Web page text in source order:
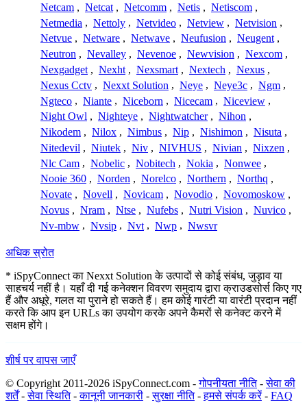
Netcam , Netcat , Netcomm , Netis , Netiscom ,
Netmedia , Nettoly , Netvideo , Netview , Netvision ,
Netvue , Netware , Netwave , Neufusion , Neugent ,
Neutron , Nevalley , Nevenoe , Newvision , Nexcom ,
Nexgadget , Nexht , Nexsmart , Nextech , Nexus ,
Nexus Cctv , Nexxt Solution , Neye , Neye3c , Ngm ,
Ngteco , Niante , Niceborn , Nicecam , Niceview ,
Night Owl , Nighteye , Nightwatcher , Nihon ,
Nikodem , Nilox , Nimbus , Nip , Nishimon , Nisuta ,
Nitedevil , Niutek , Niv , NIVHUS , Nivian , Nixzen ,
Nlc Cam , Nobelic , Nobitech , Nokia , Nonwee ,
Nooie 360 , Norden , Norelco , Northern , Northq ,
Novate , Novell , Novicam , Novodio , Novomoskow ,
Novus , Nram , Ntse , Nufebs , Nutri Vision , Nuvico ,
Nv-mbw , Nvsip , Nvt , Nwp , Nwsvr
अधिक स्रोत
* iSpyConnect का Nexxt Solution के उत्पादों से कोई संबंध, जुड़ाव या
साहचर्य नहीं है। यहाँ दी गई कनेक्शन विवरण समुदाय द्वारा क्राउडसोर्स किए गए
हैं और अधूरे, गलत या पुराने हो सकते हैं। हम कोई गारंटी या वारंटी प्रदान नहीं
करते कि आप इन URLs का उपयोग करके अपने कैमरों से कनेक्ट करने में
सक्षम होंगे।
शीर्ष पर वापस जाएँ
© Copyright 2011-2026 iSpyConnect.com -गोपनीयता नीति-सेवा की
शर्तें-सेवा स्थिति-कानूनी जानकारी -सुरक्षा नीति-हमसे संपर्क करें- FAQ